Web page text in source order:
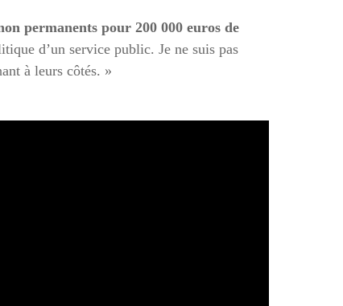
permanents pour 200 000 euros de
d’un service public. Je ne suis pas
à leurs côtés. »